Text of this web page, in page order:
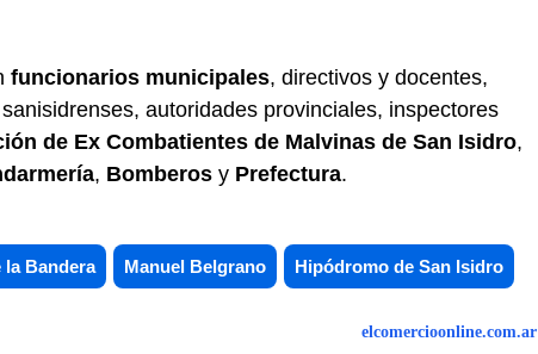
funcionarios municipales, directivos y docentes,
autoridades provinciales, inspectores
de Ex Combatientes de Malvinas de San Isidro,
, Bomberos y Prefectura.
la Bandera Manuel Belgrano Hipódromo de San Isidro
elcomercioonline.com.ar